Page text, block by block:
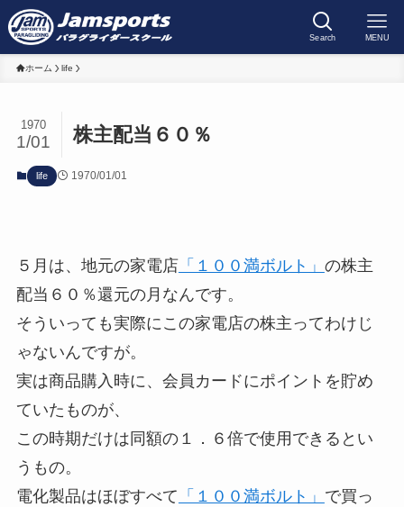
Search MENU
ホーム life
株主配当６０％
1970
1/01
life 1970/01/01
５月は、地元の家電店「１００満ボルト」 の株主
配当６０％還元の月なんです。
そういっても実際にこの家電店の株主ってわけじ
ゃないんですが。
実は商品購入時に、会員カードにポイントを貯め
ていたものが、
この時期だけは同額の１．６倍で使用できるとい
うもの。
電化製品はほぼすべて 「１００満ボルト」 で買っ